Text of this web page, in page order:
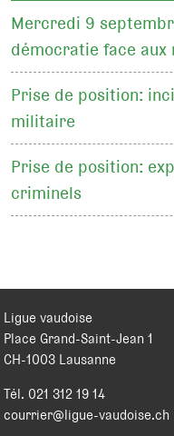
Mercredi 9
démocratie face aux
Prise de position:
militaire
Prise de position:
criminels
Ligue vaudoise
Place Grand-Saint-Jean 1
CH-1003 Lausanne
Tél. 021 312 19 14
courrier@ligue-vaudoise.ch